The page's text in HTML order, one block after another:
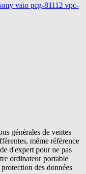
vaio pcg-81112 vpc-
générales de ventes
même référence
d'expert pour ne pas
ordinateur portable
des données